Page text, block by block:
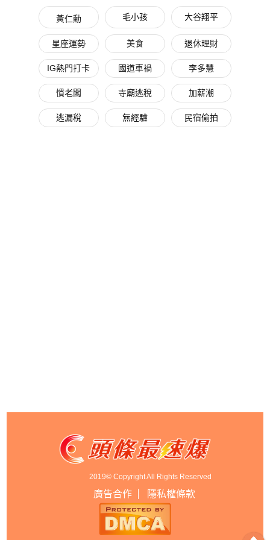
黃仁勳 毛小孩 大谷翔平
星座運勢 美食 退休理財
IG熱門打卡 國道車禍 李多慧
慣老闆 寺廟逃稅 加薪潮
逃漏稅 無經驗 民宿偷拍
2019© Copyright All Rights Reserved
廣告合作 隱私權條款